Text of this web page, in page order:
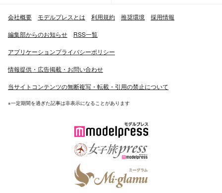
会社概要 モデルプレスとは 利用規約 推奨環境 採用情報
編集部からのお知らせ RSS一覧
アプリケーションプライバシーポリシー
情報提供・広告掲載・お問い合わせ
当サイトコンテンツの無断複写・転載・引用の禁止について
※一定期間を過ぎた記事は非表示になることがあります